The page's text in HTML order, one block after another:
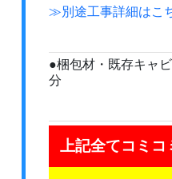
≫別途工事詳細はこ
●梱包材・既存キャ
分
上記全てコミコ